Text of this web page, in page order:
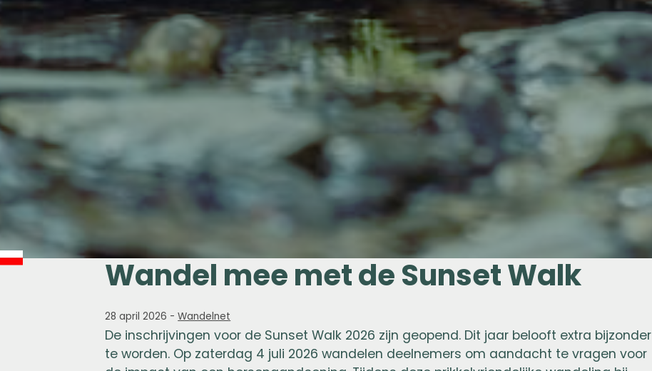
Wandel mee met de Sunset Walk
28 april 2026 -Wandelnet
De inschrijvingen voor de Sunset Walk 2026 zijn geopend. Dit jaar belooft extra bijzonder
te worden. Op zaterdag 4 juli 2026 wandelen deelnemers om aandacht te vragen voor